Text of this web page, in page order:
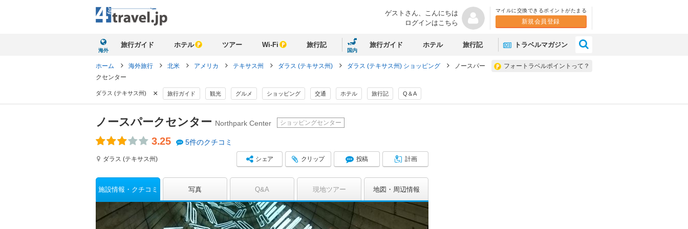
ゲストさん、 こんにちは
ログインはこちら
マイルに交換できるポイントがたまる
新規会員登録
海外
旅行ガイド ホテル ツアー Wi-Fi 旅行記
国内
旅行ガイド ホテル 旅行記 トラベルマガジン
フォートラベルポイントって？
ホーム 海外旅行 北米 アメリカ テキサス州 ダラス (テキサス州) ダラス (テキサス州) ショッピング
ノースパー
クセンター
ダラス (テキサス州) × 旅行ガイド 観光 グルメ ショッピング 交通 ホテル 旅行記 Q＆A
ノースパークセンター Northpark Center ショッピングセンター
3.25 5件のクチコミ
ダラス (テキサス州) シェア クリップ 投稿 計画
施設情報 クチコミ 写真 Q&A 現地ツアー 地図 周辺情報